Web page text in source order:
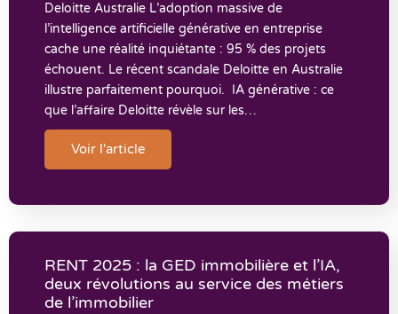
Deloitte Australie L’adoption massive de
l’intelligence artificielle générative en entreprise
cache une réalité inquiétante : 95 % des projets
échouent. Le récent scandale Deloitte en Australie
illustre parfaitement pourquoi. IA générative : ce
que l’affaire Deloitte révèle sur les…
Voir l'article
RENT 2025 : la GED immobilière et l’IA,
deux révolutions au service des métiers
de l’immobilier